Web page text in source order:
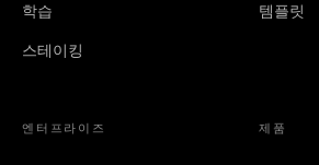
학습
스테이킹
템플릿
엔터프라이즈 제품